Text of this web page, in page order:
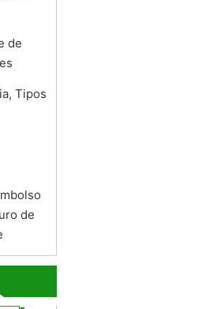
de
Tipos
de